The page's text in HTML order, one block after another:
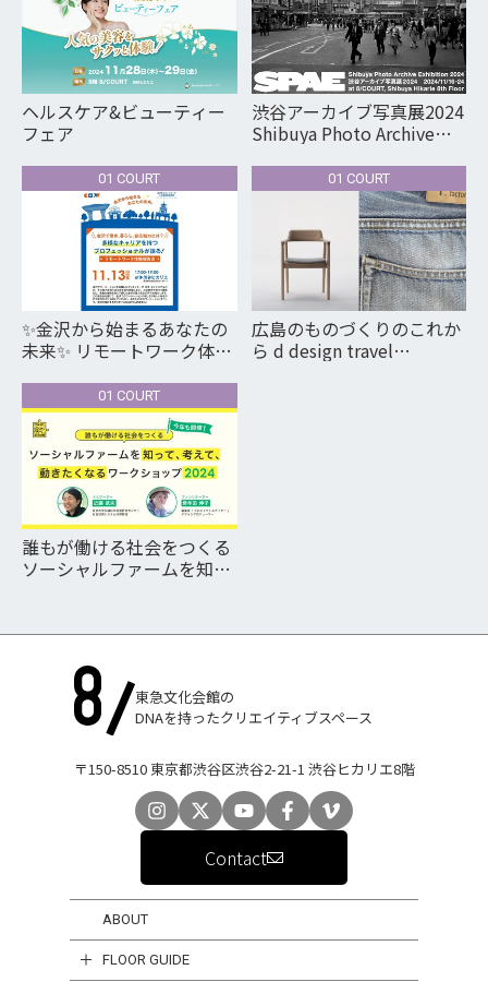
ヘルスケア&ビューティー
フェア
渋谷アーカイブ写真展2024
Shibuya Photo Archive
01 COURT
✨金沢から始まるあなたの
未来✨ リモートワーク体験
01 COURT
広島のものづくりのこれか
ら d design travel
01 COURT
誰もが働ける社会をつくる
ソーシャルファームを知っ
３回】ソーシャルファーム
東急文化会館の
DNAを持ったクリエイティブスペース
〒150-8510 東京都渋谷区渋谷2-21-1 渋谷ヒカリエ8階
Contact
ABOUT
FLOOR GUIDE